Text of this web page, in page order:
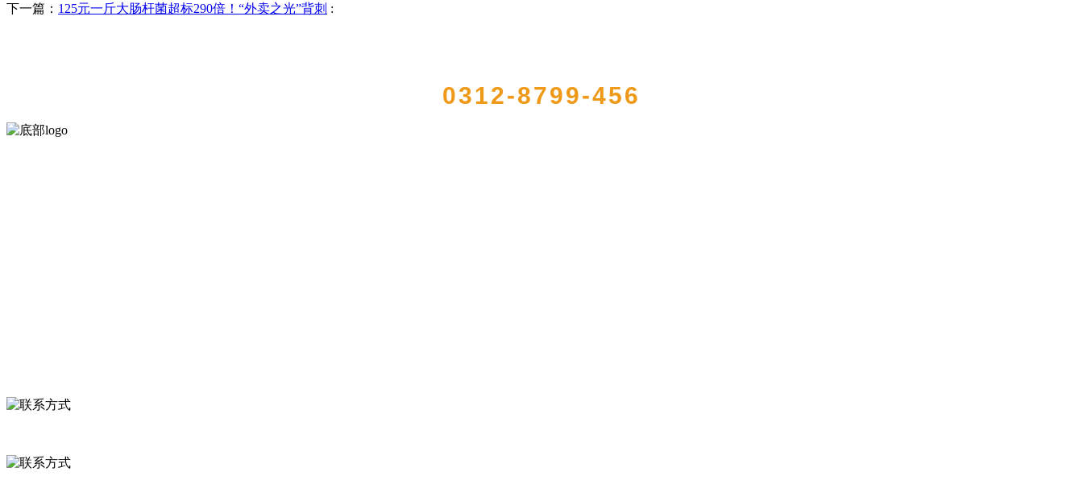
下一篇： 125元一斤大肠杆菌超标290倍！“外卖之光”背刺 :
0312-8799-456